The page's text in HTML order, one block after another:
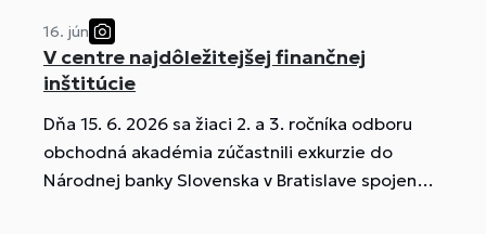
16. jún
V centre najdôležitejšej finančnej
inštitúcie
Dňa 15. 6. 2026 sa žiaci 2. a 3. ročníka odboru
obchodná akadémia zúčastnili exkurzie do
Národnej banky Slovenska v Bratislave spojenú s